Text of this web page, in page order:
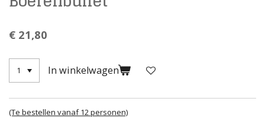
€ 21,80
In winkelwagen
(Te bestellen vanaf 12 personen)